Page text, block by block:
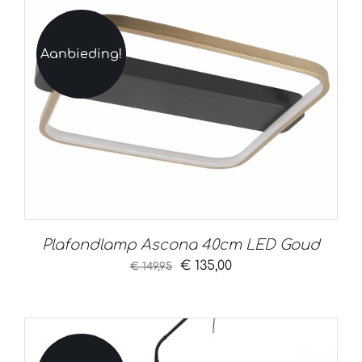
Aanbieding!
Plafondlamp Ascona 40cm LED Goud
€149,95
Oorspronkelijke
€ 149,95.
€ 135,00Huidige